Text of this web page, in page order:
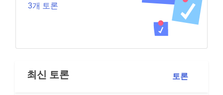
3개 토론
최신 토론 토론